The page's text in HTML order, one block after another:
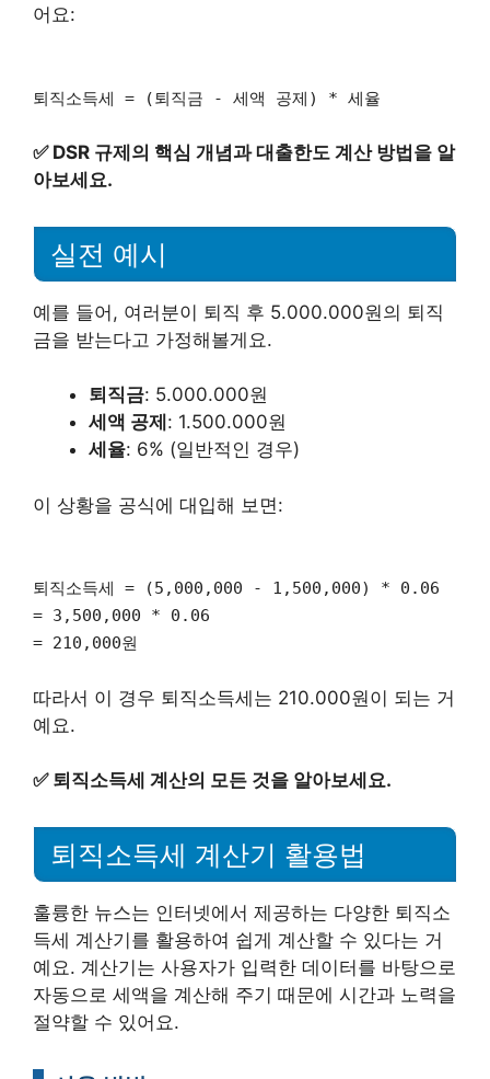
어요:
퇴직소득세 = (퇴직금 - 세액 공제) * 세율
✅ DSR 규제의 핵심 개념과 대출한도 계산 방법을 알
아보세요.
실전 예시
예를 들어, 여러분이 퇴직 후 5.000.000원의 퇴직
금을 받는다고 가정해볼게요.
퇴직금: 5.000.000원
세액 공제 : 1.500.000원
세율: 6% (일반적인 경우)
이 상황을 공식에 대입해 보면:
퇴직소득세 = (5,000,000 - 1,500,000) * 0.06
= 3,500,000 * 0.06
= 210,000원
따라서 이 경우 퇴직소득세는 210.000원이 되는 거
예요.
✅ 퇴직소득세 계산의 모든 것을 알아보세요.
퇴직소득세 계산기 활용법
훌륭한 뉴스는 인터넷에서 제공하는 다양한 퇴직소
득세 계산기를 활용하여 쉽게 계산할 수 있다는 거
예요. 계산기는 사용자가 입력한 데이터를 바탕으로
자동으로 세액을 계산해 주기 때문에 시간과 노력을
절약할 수 있어요.